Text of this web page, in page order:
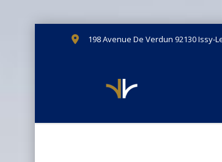
198 Avenue De Verdun 92130 Issy-